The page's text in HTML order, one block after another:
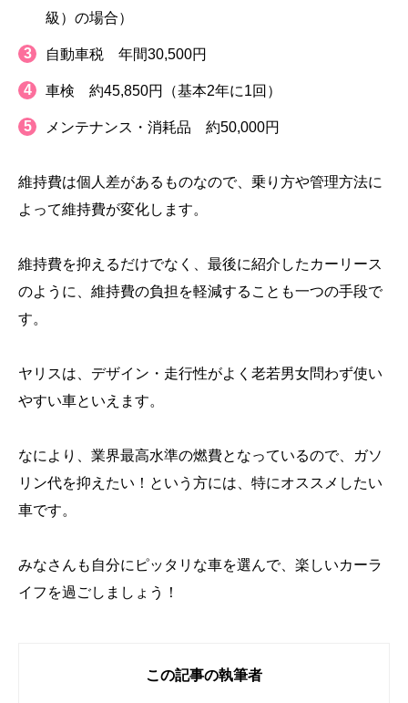
級）の場合）
自動車税 年間30,500円
車検 約45,850円（基本2年に1回）
メンテナンス・消耗品 約50,000円
維持費は個人差があるものなので、乗り方や管理方法に
よって維持費が変化します。
維持費を抑えるだけでなく、最後に紹介したカーリース
のように、維持費の負担を軽減することも一つの手段で
す。
ヤリスは、デザイン・走行性がよく老若男女問わず使い
やすい車といえます。
なにより、業界最高水準の燃費となっているので、ガソ
リン代を抑えたい！という方には、特にオススメしたい
車です。
みなさんも自分にピッタリな車を選んで、楽しいカーラ
イフを過ごしましょう！
この記事の執筆者